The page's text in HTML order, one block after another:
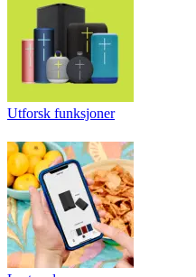
Utforsk funksjoner